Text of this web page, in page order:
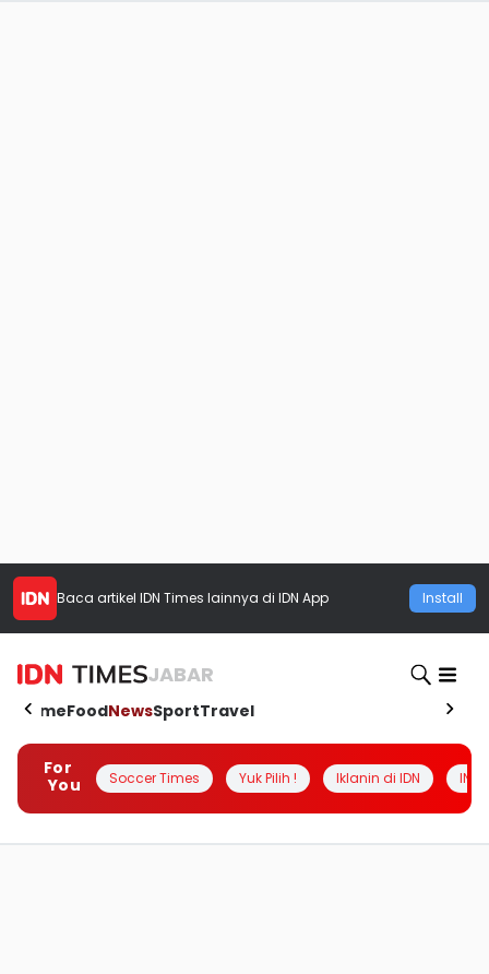
Baca artikel IDN Times lainnya di IDN App Install
JABAR
HomeFoodNewsSportTravel
For
You
Soccer Times Yuk Pilih ! Iklanin di IDN